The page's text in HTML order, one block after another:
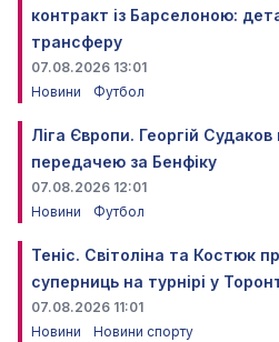
контракт із Барселоною:
трансферу
07.08.2026 13:01
Новини
Футбол
Ліга Європи. Георгій
передачею за Бенфіку
07.08.2026 12:01
Новини
Футбол
Теніс. Світоліна та Костюк
суперниць на турнірі у
07.08.2026 11:01
Новини
Новини спорту